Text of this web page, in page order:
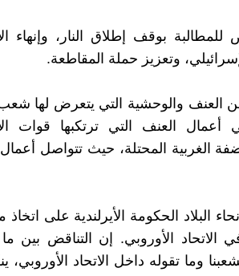
بوقف إطلاق النار، وإنهاء
وتعزيز حملة المقاطعة.
العنف والوحشية التي يتعرض لها
أعمال العنف التي ترتكبها قوات
الغربية المحتلة، حيث تتواصل أعمال
البلاد الحكومة الأيرلندية على
الاتحاد الأوروبي. إن التناقض بين ما
وما تقوله داخل الاتحاد